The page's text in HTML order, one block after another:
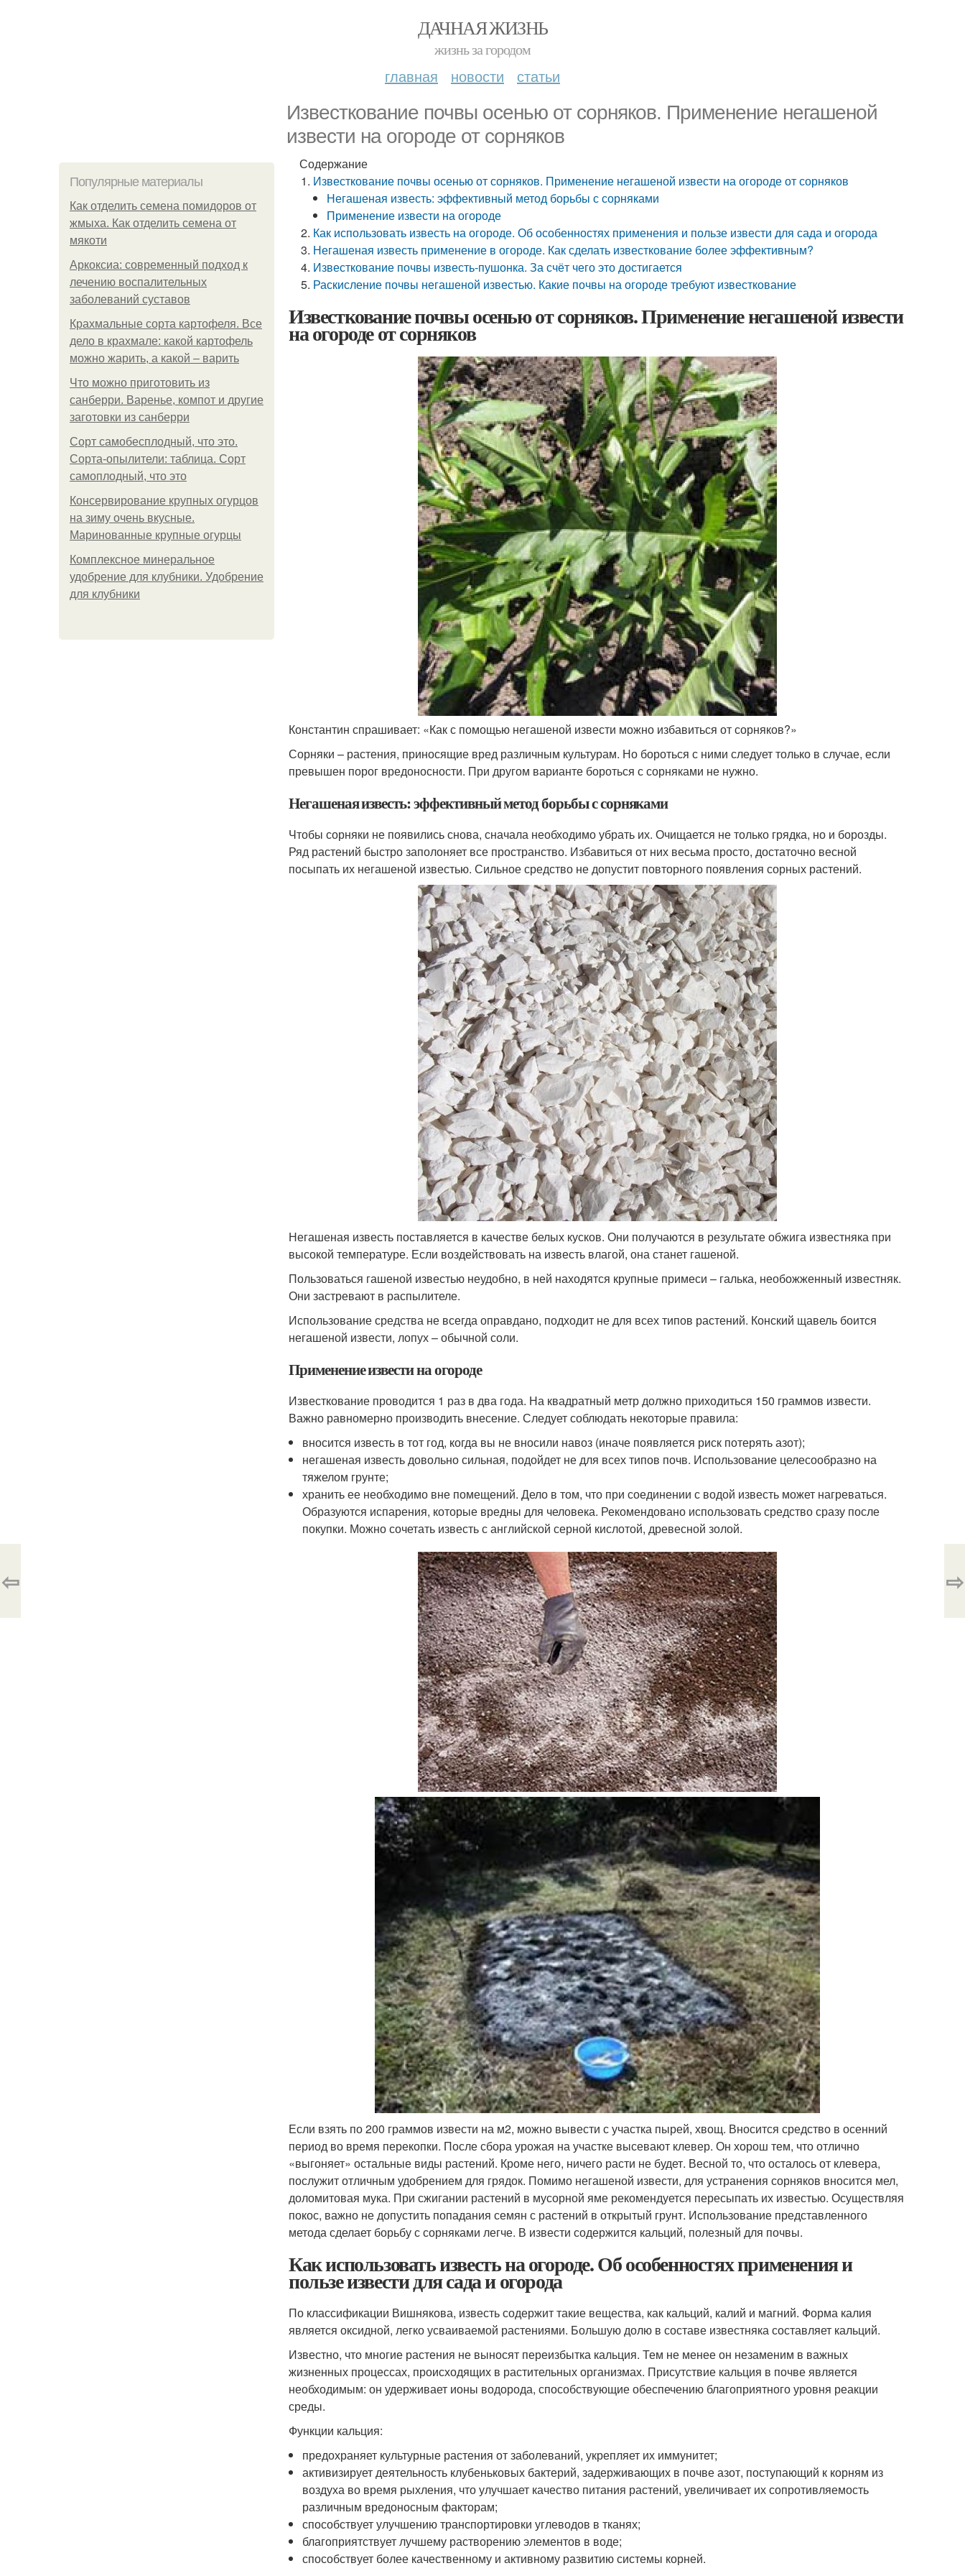
ДАЧНАЯ ЖИЗНЬ
жизнь за городом
главная новости статьи
Известкование почвы осенью от сорняков. Применение негашеной
извести на огороде от сорняков
Популярные материалы
Как отделить семена помидоров от
жмыха. Как отделить семена от
мякоти
Аркоксиа: современный подход к
лечению воспалительных
заболеваний суставов
Крахмальные сорта картофеля. Все
дело в крахмале: какой картофель
можно жарить, а какой – варить
Что можно приготовить из
санберри. Варенье, компот и другие
заготовки из санберри
Сорт самобесплодный, что это.
Сорта-опылители: таблица. Сорт
самоплодный, что это
Консервирование крупных огурцов
на зиму очень вкусные.
Маринованные крупные огурцы
Комплексное минеральное
удобрение для клубники. Удобрение
для клубники
Содержание
Известкование почвы осенью от сорняков. Применение негашеной извести на огороде от сорняков
Негашеная известь: эффективный метод борьбы с сорняками
Применение извести на огороде
Как использовать известь на огороде. Об особенностях применения и пользе извести для сада и огорода
Негашеная известь применение в огороде. Как сделать известкование более эффективным?
Известкование почвы известь-пушонка. За счёт чего это достигается
Раскисление почвы негашеной известью. Какие почвы на огороде требуют известкование
Известкование почвы осенью от сорняков. Применение негашеной извести
на огороде от сорняков
Константин спрашивает: «Как с помощью негашеной извести можно избавиться от сорняков?»
Сорняки – растения, приносящие вред различным культурам. Но бороться с ними следует только в случае, если
превышен порог вредоносности. При другом варианте бороться с сорняками не нужно.
Негашеная известь: эффективный метод борьбы с сорняками
Чтобы сорняки не появились снова, сначала необходимо убрать их. Очищается не только грядка, но и борозды.
Ряд растений быстро заполоняет все пространство. Избавиться от них весьма просто, достаточно весной
посыпать их негашеной известью. Сильное средство не допустит повторного появления сорных растений.
Негашеная известь поставляется в качестве белых кусков. Они получаются в результате обжига известняка при
высокой температуре. Если воздействовать на известь влагой, она станет гашеной.
Пользоваться гашеной известью неудобно, в ней находятся крупные примеси – галька, необожженный известняк.
Они застревают в распылителе.
Использование средства не всегда оправдано, подходит не для всех типов растений. Конский щавель боится
негашеной извести, лопух – обычной соли.
Применение извести на огороде
Известкование проводится 1 раз в два года. На квадратный метр должно приходиться 150 граммов извести.
Важно равномерно производить внесение. Следует соблюдать некоторые правила:
вносится известь в тот год, когда вы не вносили навоз (иначе появляется риск потерять азот);
негашеная известь довольно сильная, подойдет не для всех типов почв. Использование целесообразно на
тяжелом грунте;
хранить ее необходимо вне помещений. Дело в том, что при соединении с водой известь может нагреваться.
Образуются испарения, которые вредны для человека. Рекомендовано использовать средство сразу после
покупки. Можно сочетать известь с английской серной кислотой, древесной золой.
Если взять по 200 граммов извести на м2, можно вывести с участка пырей, хвощ. Вносится средство в осенний
период во время перекопки. После сбора урожая на участке высевают клевер. Он хорош тем, что отлично
«выгоняет» остальные виды растений. Кроме него, ничего расти не будет. Весной то, что осталось от клевера,
послужит отличным удобрением для грядок. Помимо негашеной извести, для устранения сорняков вносится мел,
доломитовая мука. При сжигании растений в мусорной яме рекомендуется пересыпать их известью. Осуществляя
покос, важно не допустить попадания семян с растений в открытый грунт. Использование представленного
метода сделает борьбу с сорняками легче. В извести содержится кальций, полезный для почвы.
Как использовать известь на огороде. Об особенностях применения и
пользе извести для сада и огорода
По классификации Вишнякова, известь содержит такие вещества, как кальций, калий и магний. Форма калия
является оксидной, легко усваиваемой растениями. Большую долю в составе известняка составляет кальций.
Известно, что многие растения не выносят переизбытка кальция. Тем не менее он незаменим в важных
жизненных процессах, происходящих в растительных организмах. Присутствие кальция в почве является
необходимым: он удерживает ионы водорода, способствующие обеспечению благоприятного уровня реакции
среды.
Функции кальция:
предохраняет культурные растения от заболеваний, укрепляет их иммунитет;
активизирует деятельность клубеньковых бактерий, задерживающих в почве азот, поступающий к корням из
воздуха во время рыхления, что улучшает качество питания растений, увеличивает их сопротивляемость
различным вредоносным факторам;
способствует улучшению транспортировки углеводов в тканях;
благоприятствует лучшему растворению элементов в воде;
способствует более качественному и активному развитию системы корней.
⇦ ⇨